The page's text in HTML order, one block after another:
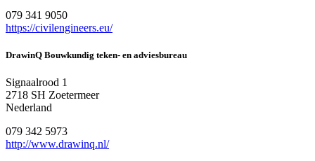
079 341 9050
https://civilengineers.eu/
DrawinQ Bouwkundig teken- en adviesbureau
Signaalrood 1
2718 SH Zoetermeer
Nederland
079 342 5973
http://www.drawinq.nl/